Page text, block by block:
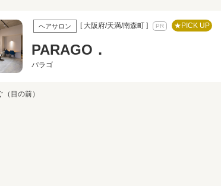
ヘアサロン [ 大阪府/天満/南森町 ] ★PICK UP
PARAGO．
パラゴ
目の前）